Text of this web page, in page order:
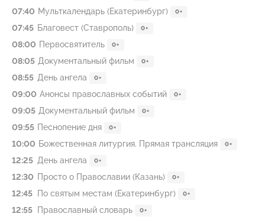
07:40 Мульткалендарь (Екатеринбург) 0+
07:45 Благовест (Ставрополь) 0+
08:00 Первосвятитель 0+
08:05 Документальный фильм 0+
08:55 День ангела 0+
09:00 Анонсы православных событий 0+
09:05 Документальный фильм 0+
09:55 Песнопение дня 0+
10:00 Божественная литургия. Прямая трансляция 0+
12:25 День ангела 0+
12:30 Просто о Православии (Казань) 0+
12:45 По святым местам (Екатеринбург) 0+
12:55 Православный словарь 0+